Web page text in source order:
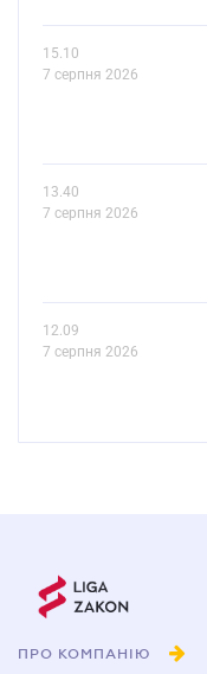
15.10
7 серпня 2026
13.40
7 серпня 2026
12.09
7 серпня 2026
ПРО КОМПАНІЮ